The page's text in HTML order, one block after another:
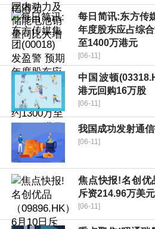
每日简讯:东方传
年度股东应占综
至1400万港元
[06-11]
中国波顿
港元回购16万股
[06-11]
我国成功发射通
[06-11]
焦点快报!名创优
斥资214.96万美
[06-11]